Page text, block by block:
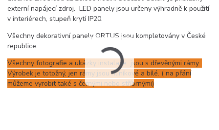
externí napájecí zdroj. LED panely jsou určeny výhradně k použití
v interiérech, stupeň krytí IP20.
Všechny dekorativní panely ORTUS jsou kompletovány v České
republice.
Všechny fotografie a ukázky instalace jsou s dřevěnými rámy.
Výrobek je totožný, jen rámy jsou hliníkové a bílé. ( na přání
můžeme vyrobit také s černými nebo stříbrnými)